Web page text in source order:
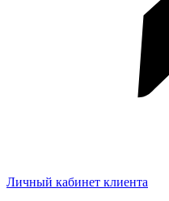
Личный кабинет клиента